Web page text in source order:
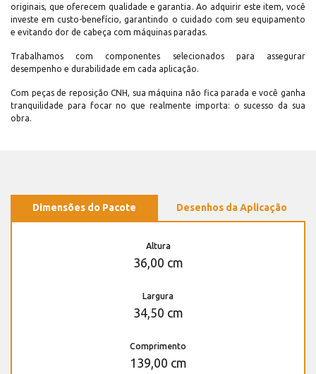
originais, que oferecem qualidade e garantia. Ao adquirir este item, você
investe em custo-benefício, garantindo o cuidado com seu equipamento
e evitando dor de cabeça com máquinas paradas.
Trabalhamos com componentes selecionados para assegurar
desempenho e durabilidade em cada aplicação.
Com peças de reposição CNH, sua máquina não fica parada e você ganha
tranquilidade para focar no que realmente importa: o sucesso da sua
obra.
Dimensões do Pacote Desenhos da Aplicação
Altura
36,00 cm
Largura
34,50 cm
Comprimento
139,00 cm